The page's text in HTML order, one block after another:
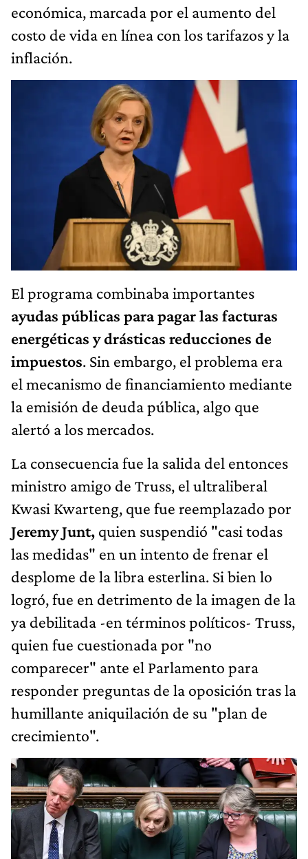
económica, marcada por el aumento del
costo de vida en línea con los tarifazos y la
inflación.
El programa combinaba importantes
ayudas públicas para pagar las facturas
energéticas y drásticas reducciones de
impuestos. Sin embargo, el problema era
el mecanismo de financiamiento mediante
la emisión de deuda pública, algo que
alertó a los mercados.
La consecuencia fue la salida del entonces
ministro amigo de Truss, el ultraliberal
Kwasi Kwarteng, que fue reemplazado por
Jeremy Junt, quien suspendió "casi todas
las medidas" en un intento de frenar el
desplome de la libra esterlina. Si bien lo
logró, fue en detrimento de la imagen de la
ya debilitada -en términos políticos- Truss,
quien fue cuestionada por "no
comparecer" ante el Parlamento para
responder preguntas de la oposición tras la
humillante aniquilación de su "plan de
crecimiento".